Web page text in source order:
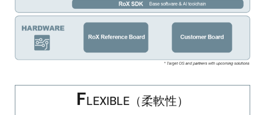
FLEXIBLE（柔軟性）